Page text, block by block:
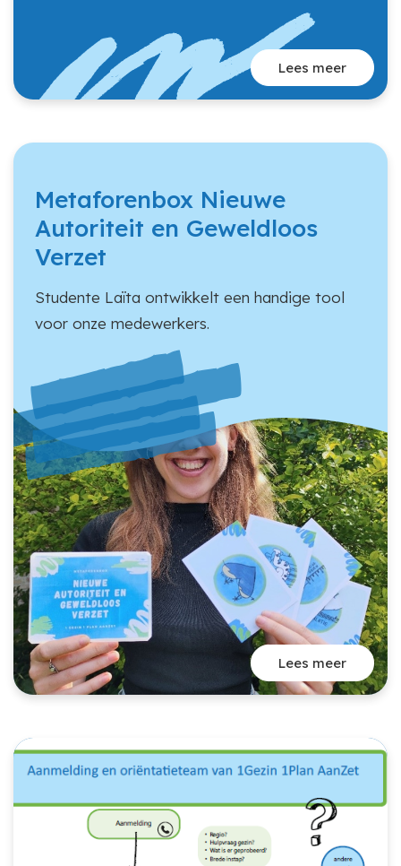
Lees meer
Metaforenbox Nieuwe
Autoriteit en Geweldloos
Verzet
Studente Laïta ontwikkelt een handige tool
voor onze medewerkers.
Lees meer